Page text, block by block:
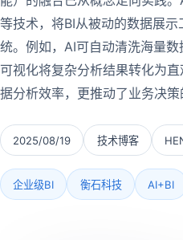
等技术，将BI从被动的数据展
统。例如，AI可自动清洗海量
可视化将复杂分析结果转化为
据分析效率，更推动了业务决策
2025/08/19 技术博客
企业级BI 衡石科技 AI+BI